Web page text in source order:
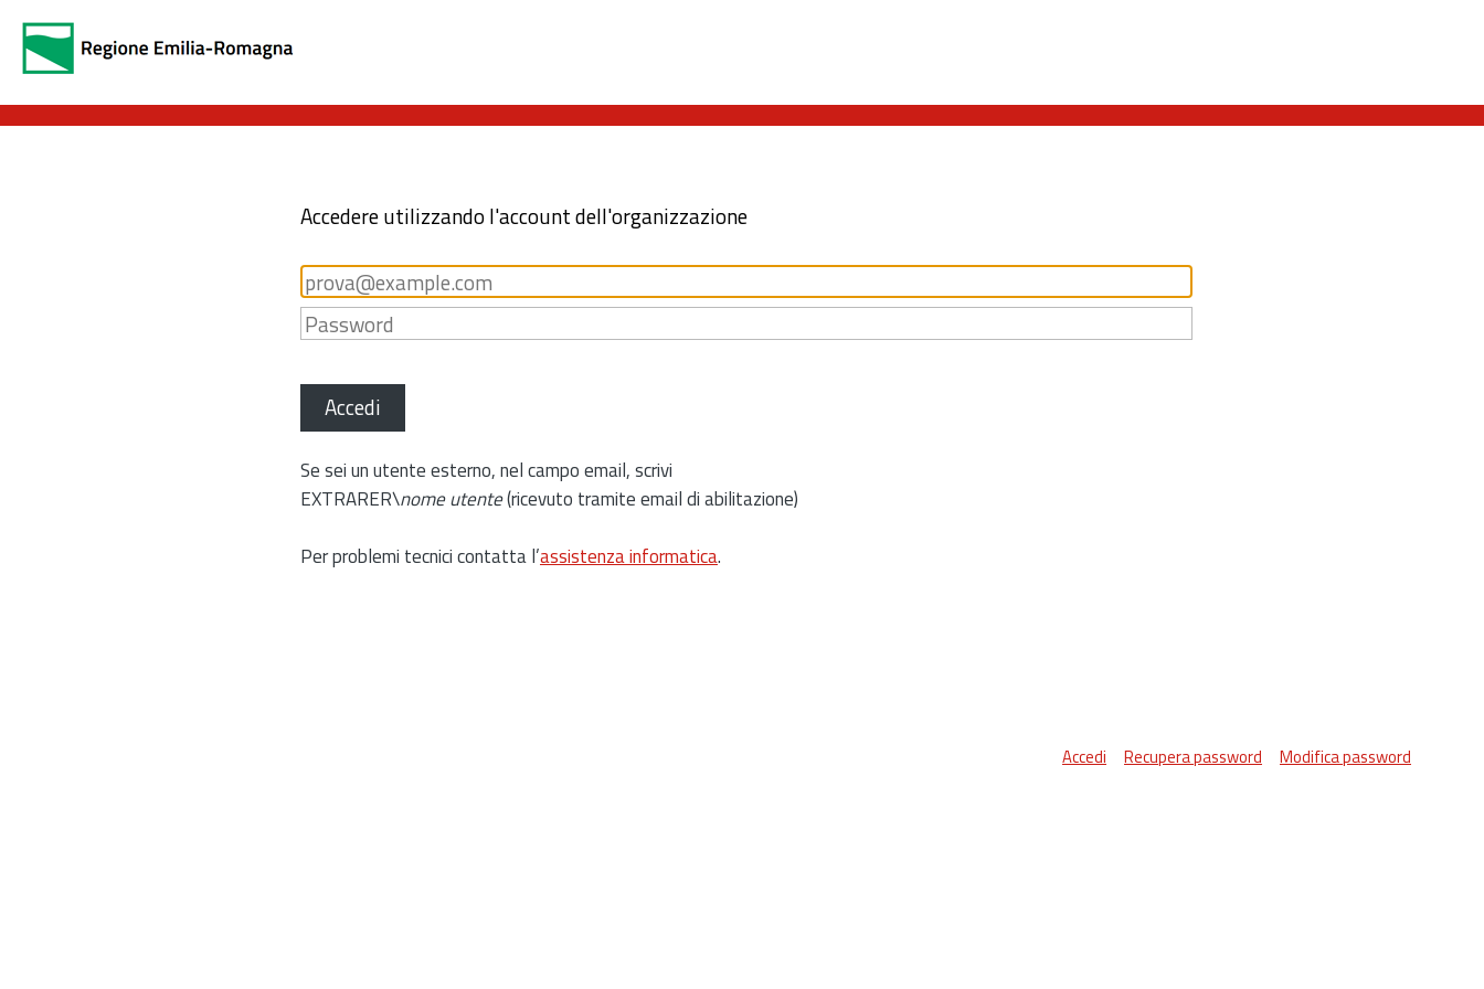
Accedere utilizzando l'account dell'organizzazione
Accedi
Se sei un utente esterno, nel campo email, scrivi
EXTRARER\nome utente(ricevuto tramite email di abilitazione)
Per problemi tecnici contatta l’assistenza informatica.
Accedi Recupera password Modifica password